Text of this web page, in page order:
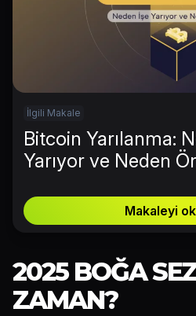
İlgili Makale
Bitcoin Yarılanma:
Yarıyor ve Neden
Makaleyi
2025 BOĞA
ZAMAN?